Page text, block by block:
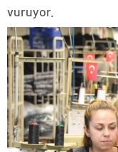
vuruyor.